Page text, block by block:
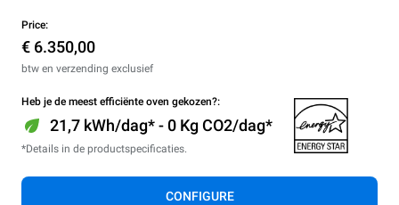
Price:
€ 6.350,00
btw en verzending exclusief
Heb je de meest efficiënte oven gekozen?:
21,7 kWh/dag* - 0 Kg CO2/dag*
*Details in de productspecificaties.
CONFIGURE